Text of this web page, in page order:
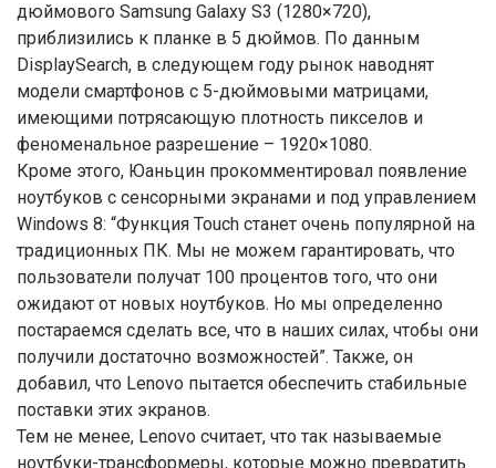
дюймового Samsung Galaxy S3 (1280×720),
приблизились к планке в 5 дюймов. По данным
DisplaySearch, в следующем году рынок наводнят
модели смартфонов с 5-дюймовыми матрицами,
имеющими потрясающую плотность пикселов и
феноменальное разрешение – 1920×1080.
Кроме этого, Юаньцин прокомментировал появление
ноутбуков с сенсорными экранами и под управлением
Windows 8: “Функция Touch станет очень популярной на
традиционных ПК. Мы не можем гарантировать, что
пользователи получат 100 процентов того, что они
ожидают от новых ноутбуков. Но мы определенно
постараемся сделать все, что в наших силах, чтобы они
получили достаточно возможностей”. Также, он
добавил, что Lenovo пытается обеспечить стабильные
поставки этих экранов.
Тем не менее, Lenovo считает, что так называемые
ноутбуки-трансформеры, которые можно превратить